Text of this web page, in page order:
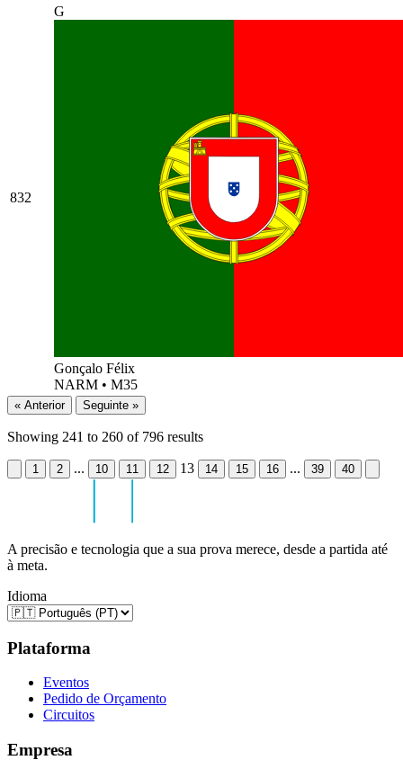
832
G
Gonçalo Félix
NARM • M35
« Anterior Seguinte »
Showing 241 to 260 of 796 results
1 2 ... 10 11 12 13 14 15 16 ... 39 40
A precisão e tecnologia que a sua prova merece, desde a partida até
à meta.
Idioma
Plataforma
Eventos
Pedido de Orçamento
Circuitos
Empresa